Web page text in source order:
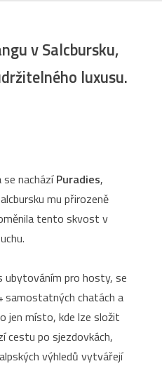
v Salcbursku,
luxusu.
nacházíPuradies,
mu přirozeně
tento skvost v
ubytováním pro hosty, se
samostatných chatách a
jen místo, kde lze složit
cestu po sjezdovkách,
výhledů vytvářejí